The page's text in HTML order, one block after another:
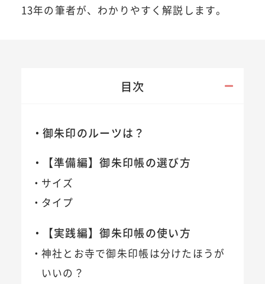
13年の筆者が、わかりやすく解説します。
目次
御朱印のルーツは？
【準備編】御朱印帳の選び方
サイズ
タイプ
【実践編】御朱印帳の使い方
神社とお寺で御朱印帳は分けたほうが
いいの？